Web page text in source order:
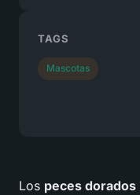
Los peces dorados
TAGS
Mascotas